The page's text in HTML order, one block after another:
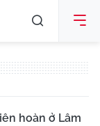
hoàn ở Lâm